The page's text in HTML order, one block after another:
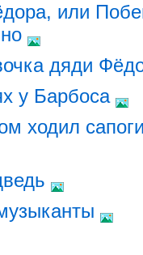
или
дяди
у Барбоса
ходил